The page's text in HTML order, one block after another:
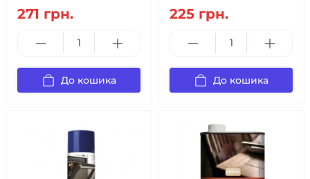
271 грн.
До кошика
225 грн.
До кошика